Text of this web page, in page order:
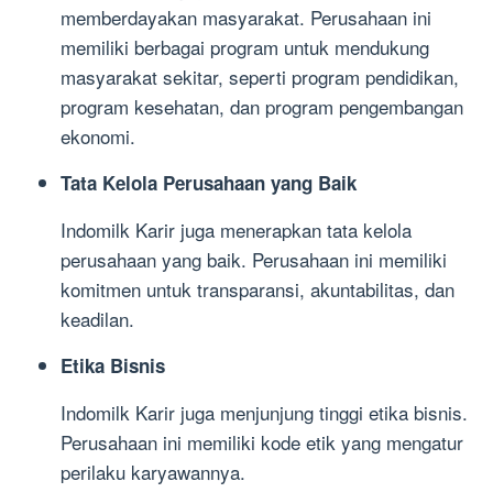
memberdayakan masyarakat. Perusahaan ini
memiliki berbagai program untuk mendukung
masyarakat sekitar, seperti program pendidikan,
program kesehatan, dan program pengembangan
ekonomi.
Tata Kelola Perusahaan yang Baik
Indomilk Karir juga menerapkan tata kelola
perusahaan yang baik. Perusahaan ini memiliki
komitmen untuk transparansi, akuntabilitas, dan
keadilan.
Etika Bisnis
Indomilk Karir juga menjunjung tinggi etika bisnis.
Perusahaan ini memiliki kode etik yang mengatur
perilaku karyawannya.